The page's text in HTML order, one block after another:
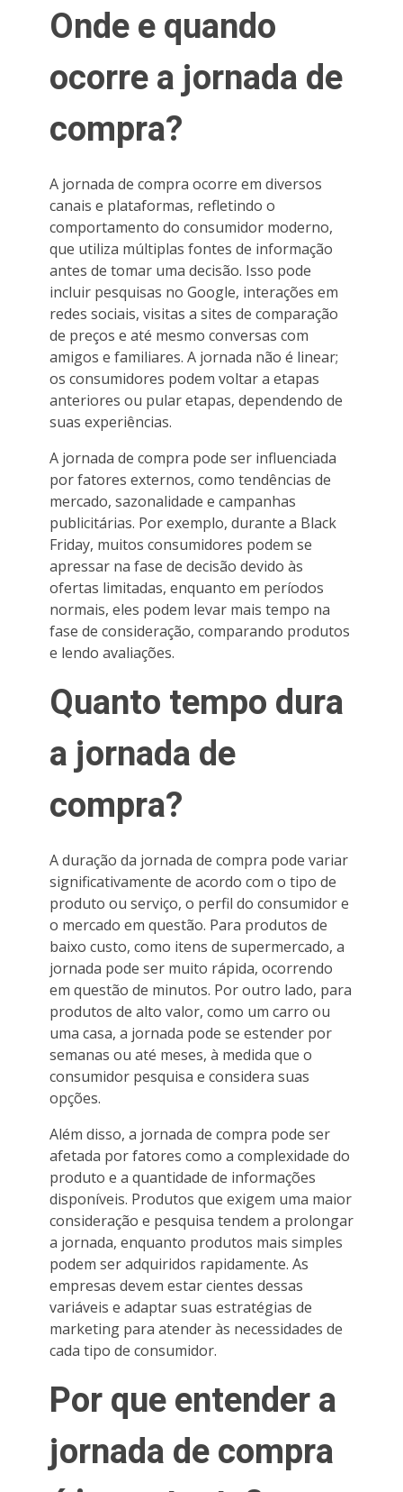
Onde e quando
ocorre a jornada de
compra?
A jornada de compra ocorre em diversos
canais e plataformas, refletindo o
comportamento do consumidor moderno,
que utiliza múltiplas fontes de informação
antes de tomar uma decisão. Isso pode
incluir pesquisas no Google, interações em
redes sociais, visitas a sites de comparação
de preços e até mesmo conversas com
amigos e familiares. A jornada não é linear;
os consumidores podem voltar a etapas
anteriores ou pular etapas, dependendo de
suas experiências.
A jornada de compra pode ser influenciada
por fatores externos, como tendências de
mercado, sazonalidade e campanhas
publicitárias. Por exemplo, durante a Black
Friday, muitos consumidores podem se
apressar na fase de decisão devido às
ofertas limitadas, enquanto em períodos
normais, eles podem levar mais tempo na
fase de consideração, comparando produtos
e lendo avaliações.
Quanto tempo dura
a jornada de
compra?
A duração da jornada de compra pode variar
significativamente de acordo com o tipo de
produto ou serviço, o perfil do consumidor e
o mercado em questão. Para produtos de
baixo custo, como itens de supermercado, a
jornada pode ser muito rápida, ocorrendo
em questão de minutos. Por outro lado, para
produtos de alto valor, como um carro ou
uma casa, a jornada pode se estender por
semanas ou até meses, à medida que o
consumidor pesquisa e considera suas
opções.
Além disso, a jornada de compra pode ser
afetada por fatores como a complexidade do
produto e a quantidade de informações
disponíveis. Produtos que exigem uma maior
consideração e pesquisa tendem a prolongar
a jornada, enquanto produtos mais simples
podem ser adquiridos rapidamente. As
empresas devem estar cientes dessas
variáveis e adaptar suas estratégias de
marketing para atender às necessidades de
cada tipo de consumidor.
Por que entender a
jornada de compra